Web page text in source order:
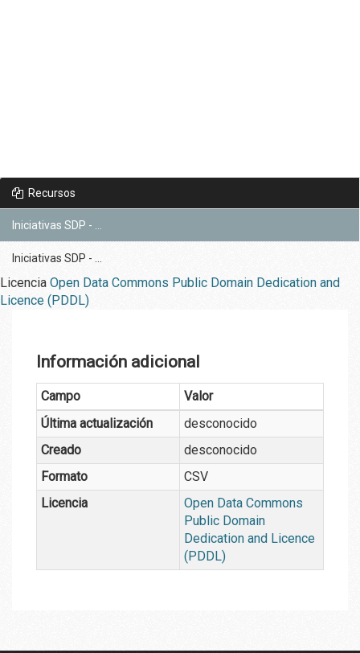
Recursos
Iniciativas SDP - ...
Iniciativas SDP - ...
Licencia Open Data Commons Public Domain Dedication and
Licence (PDDL)
Información adicional
Campo
Valor
Última actualización
desconocido
Creado
desconocido
Formato
CSV
Licencia
Open Data Commons
Public Domain
Dedication and Licence
(PDDL)